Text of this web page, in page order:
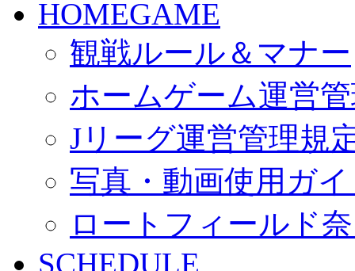
HOMEGAME
観戦ルール＆マナー
ホームゲーム運営
Jリーグ運営管理規
写真・動画使用ガ
ロートフィールド
SCHEDULE